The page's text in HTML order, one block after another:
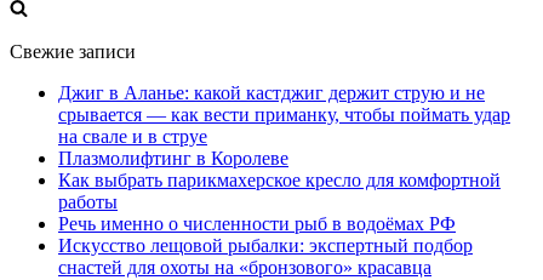
Свежие записи
Джиг в Аланье: какой кастджиг держит струю и не
срывается — как вести приманку, чтобы поймать удар
на свале и в струе
Плазмолифтинг в Королеве
Как выбрать парикмахерское кресло для комфортной
работы
Речь именно о численности рыб в водоёмах РФ
Искусство лещовой рыбалки: экспертный подбор
снастей для охоты на «бронзового» красавца